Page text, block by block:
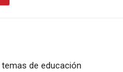
de educación